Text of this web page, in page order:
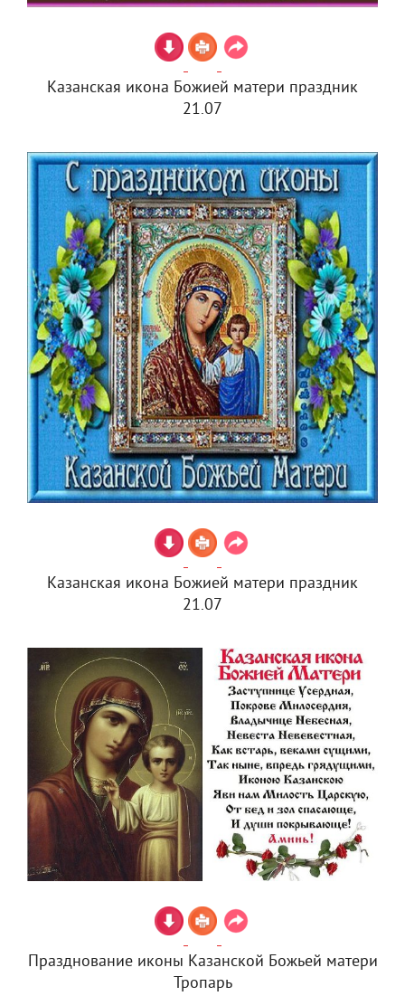
Казанская икона Божией матери праздник
21.07
Казанская икона Божией матери праздник
21.07
Празднование иконы Казанской Божьей матери
Тропарь